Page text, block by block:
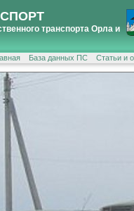
транспорта Орла и
База данных ПС Статьи и